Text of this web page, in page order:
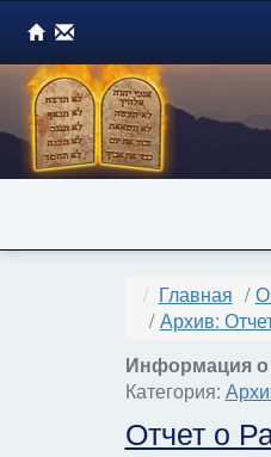
Главная
Архив:
Информация о
Категория:
Отчет о